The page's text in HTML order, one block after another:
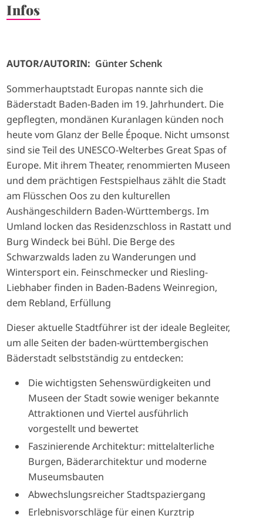
Infos
AUTOR/AUTORIN: Günter Schenk
Sommerhauptstadt Europas nannte sich die
Bäderstadt Baden-Baden im 19. Jahrhundert. Die
gepflegten, mondänen Kuranlagen künden noch
heute vom Glanz der Belle Époque. Nicht umsonst
sind sie Teil des UNESCO-Welterbes Great Spas of
Europe. Mit ihrem Theater, renommierten Museen
und dem prächtigen Festspielhaus zählt die Stadt
am Flüsschen Oos zu den kulturellen
Aushängeschildern Baden-Württembergs. Im
Umland locken das Residenzschloss in Rastatt und
Burg Windeck bei Bühl. Die Berge des
Schwarzwalds laden zu Wanderungen und
Wintersport ein. Feinschmecker und Riesling-
Liebhaber finden in Baden-Badens Weinregion,
dem Rebland, Erfüllung
Dieser aktuelle Stadtführer ist der ideale Begleiter,
um alle Seiten der baden-württembergischen
Bäderstadt selbstständig zu entdecken:
Die wichtigsten Sehenswürdigkeiten und
Museen der Stadt sowie weniger bekannte
Attraktionen und Viertel ausführlich
vorgestellt und bewertet
Faszinierende Architektur: mittelalterliche
Burgen, Bäderarchitektur und moderne
Museumsbauten
Abwechslungsreicher Stadtspaziergang
Erlebnisvorschläge für einen Kurztrip